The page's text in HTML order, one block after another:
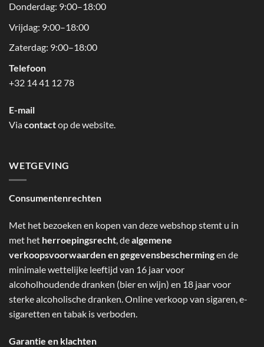
Donderdag: 9:00–18:00
Vrijdag: 9:00–18:00
Zaterdag: 9:00–18:00
Telefoon
+32 14 41 12 78
E-mail
Viacontactop de website.
WETGEVING
Consumentenrechten
Met het bezoeken en kopen van deze webshop stemt u in
met het herroepingsrecht , dealgemene
verkoopsvoorwaarden en gegevensbeschermingen de
minimale wettelijke leeftijd van 16 jaar voor
alcoholhoudende dranken (bier en wijn) en 18 jaar voor
sterke alcoholische dranken. Online verkoop van sigaren, e-
sigaretten en tabak is verboden.
Garantie en klachten